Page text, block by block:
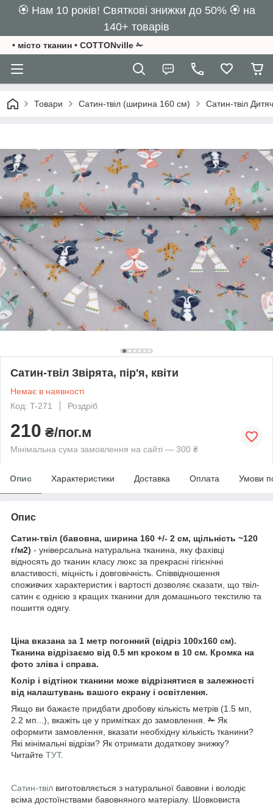
🏵️ Нам 10 років! Святкові знижки до 50% 🏵️ на
140+ товарів
• місто тканин • COTTONville ✁
Товари Сатин-твіл (ширина 160 см) Сатин-твіл
Сатин-твіл Звірята, пір'я, квіти
Немає в наявності
Код: T-271
Роздріб
210 ₴/пог.м
Мінімальна сума замовлення на сайті — 300 ₴
Опис Характеристики Доставка Оплата Умови
Опис
Сатин-твіл (бавовна, ширина 160 +/- 2 см, щільність ~120
г/м2) - універсальна натуральна тканина, яку фахівці
відносять до тканин класу люкс за прекрасні гігієнічні
властивості, міцність і довговічність. Співвідношення
споживчих характеристик і вартості дозволяє сказати, що твіл-
сатин є однією з кращих тканини для домашнього текстилю та
пошиття одягу.
Ціна вказана за 1 метр погонний (відріз 100х160 см).
Тканина відрізаємо від 0.5 мп кроком в 10 см. Кромка на
фото зліва і справа.
Колір і відтінок тканини може відрізнятися в залежності
від налаштувань вашого екрану і освітлення.
Якщо ви бажаєте придбати дробову кількість метрів (1.5 мп,
2.2 мп...), вкажіть це у примітках до замовлення. ✁ Як
оформити замовлення, вказати необхідну кількість тканини?
Які мінімальні відрізи? Як отримати додаткову знижку?
Читайте ТУТ.
Сатин-твіл виготовляється з натуральної бавовни і володіє
всіма достоїнствами бавовняного матеріалу. Шовковиста